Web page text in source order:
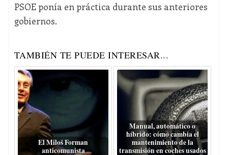
PSOE ponía en práctica durante sus anteriores
gobiernos.
TAMBIÉN TE PUEDE INTERESAR...
El Miloš Forman
anticomunista
Manual, automático o
híbrido: cómo cambia el
mantenimiento de la
transmisión en coches usados